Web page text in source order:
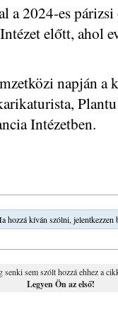
a 2024-es
előtt, ahol
napján a
Intézetben.
hozzá kíván szólni, jelentkezzen
senki sem szólt hozzá ehhez a
Legyen Ön az első!